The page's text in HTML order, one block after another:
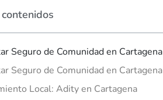
Seguro de Comunidad en Cartagena
Seguro de Comunidad en Cartagena
Local: Adity en Cartagena